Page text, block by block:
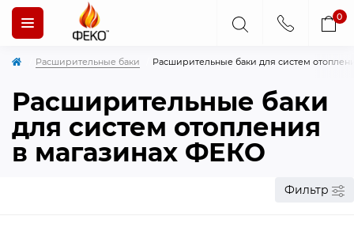
0
Расширительные баки Расширительные баки для систем
Расширительные баки
для систем отопления
в магазинах ФЕКО
Фильтр